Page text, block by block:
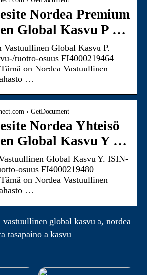
Nordea Premium
Global Kasvu P …
Vastuullinen Global Kasvu P.
tuotto-osuus FI4000219464
on Nordea Vastuullinen
…
› GetDocument
Nordea Yhteisö
Global Kasvu Y …
Global Kasvu Y. ISIN-
osuus FI4000219480
on Nordea Vastuullinen
…
vastuullinen global kasvu a, nordea
tasapaino a kasvu